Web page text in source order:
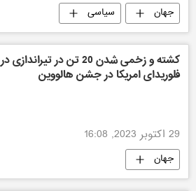
جهان سیاسی
کشته و زخمی شدن 20 تن در تیراندازی در
فلوریدای امریکا در جشن هالووین
29 اکتوبر 2023, 16:08
جهان